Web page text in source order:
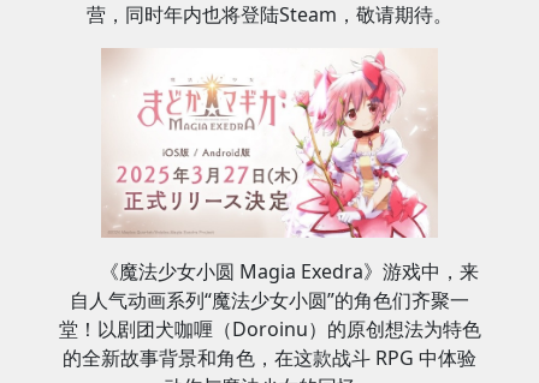
营，同时年内也将登陆Steam，敬请期待。
《魔法少女小圆 Magia Exedra》游戏中，来
自人气动画系列“魔法少女小圆”的角色们齐聚一
堂！以剧团犬咖喱（Doroinu）的原创想法为特色
的全新故事背景和角色，在这款战斗 RPG 中体验